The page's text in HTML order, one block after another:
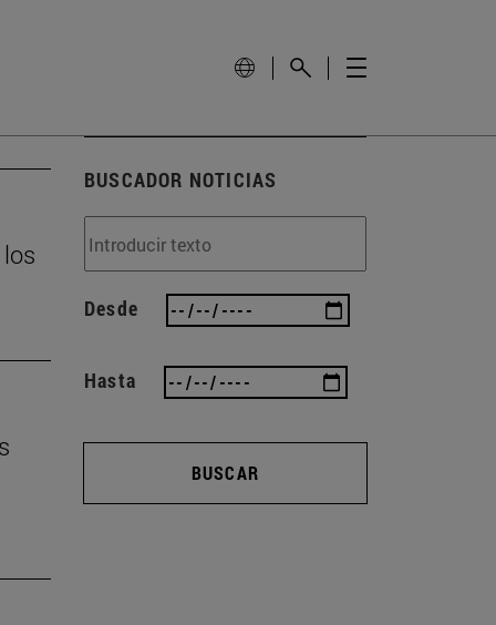
BUSCADOR NOTICIAS
Desde
Hasta
BUSCAR